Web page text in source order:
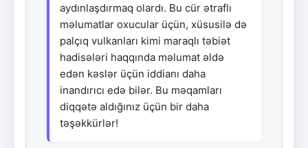
aydınlaşdırmaq olardı. Bu cür ətraflı
məlumatlar oxucular üçün, xüsusilə də
palçıq vulkanları kimi maraqlı təbiət
hadisələri haqqında məlumat əldə
edən kəslər üçün iddianı daha
inandırıcı edə bilər. Bu məqamları
diqqətə aldığınız üçün bir daha
təşəkkürlər!